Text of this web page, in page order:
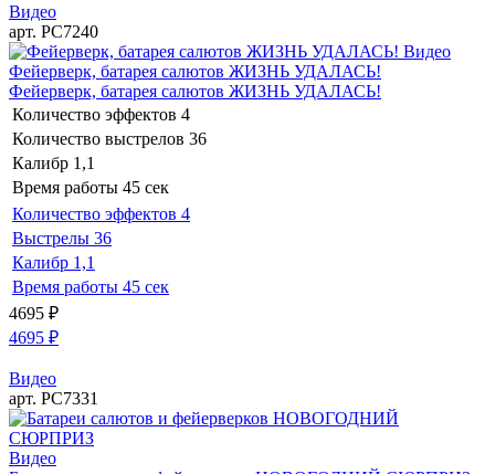
Видео
арт. РС7240
Видео
Фейерверк, батарея салютов ЖИЗНЬ УДАЛАСЬ!
Фейерверк, батарея салютов ЖИЗНЬ УДАЛАСЬ!
Количество эффектов 4
Количество выстрелов 36
Калибр 1,1
Время работы 45 сек
Количество эффектов 4
Выстрелы 36
Калибр 1,1
Время работы 45 сек
4695 ₽
4695 ₽
Видео
арт. РС7331
Видео